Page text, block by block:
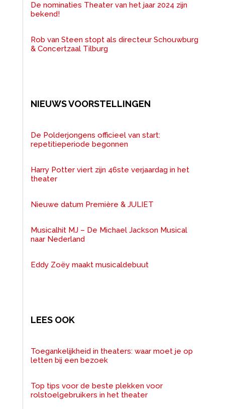
De nominaties Theater van het jaar 2024 zijn
bekend!
Rob van Steen stopt als directeur Schouwburg
& Concertzaal Tilburg
NIEUWS VOORSTELLINGEN
De Polderjongens officieel van start:
repetitieperiode begonnen
Harry Potter viert zijn 46ste verjaardag in het
theater
Nieuwe datum Première & JULIET
Musicalhit MJ – De Michael Jackson Musical
naar Nederland
Eddy Zoëy maakt musicaldebuut
LEES OOK
Toegankelijkheid in theaters: waar moet je op
letten bij een bezoek
Top tips voor de beste plekken voor
rolstoelgebruikers in het theater